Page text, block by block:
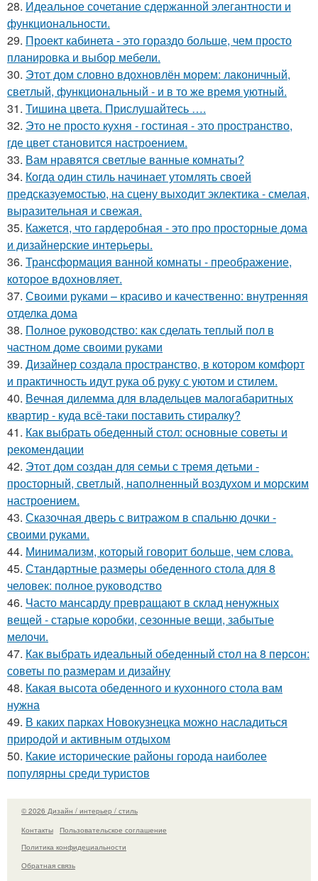
28. Идеальное сочетание сдержанной элегантности и
функциональности.
29. Проект кабинета - это гораздо больше, чем просто
планировка и выбор мебели.
30. Этот дом словно вдохновлён морем: лаконичный,
светлый, функциональный - и в то же время уютный.
31. Тишина цвета. Прислушайтесь ….
32. Это не просто кухня - гостиная - это пространство,
где цвет становится настроением.
33. Вам нравятся светлые ванные комнаты?
34. Когда один стиль начинает утомлять своей
предсказуемостью, на сцену выходит эклектика - смелая,
выразительная и свежая.
35. Кажется, что гардеробная - это про просторные дома
и дизайнерские интерьеры.
36. Трансформация ванной комнаты - преображение,
которое вдохновляет.
37. Своими руками – красиво и качественно: внутренняя
отделка дома
38. Полное руководство: как сделать теплый пол в
частном доме своими руками
39. Дизайнер создала пространство, в котором комфорт
и практичность идут рука об руку с уютом и стилем.
40. Вечная дилемма для владельцев малогабаритных
квартир - куда всё-таки поставить стиралку?
41. Как выбрать обеденный стол: основные советы и
рекомендации
42. Этот дом создан для семьи с тремя детьми -
просторный, светлый, наполненный воздухом и морским
настроением.
43. Сказочная дверь с витражом в спальню дочки -
своими руками.
44. Минимализм, который говорит больше, чем слова.
45. Стандартные размеры обеденного стола для 8
человек: полное руководство
46. Часто мансарду превращают в склад ненужных
вещей - старые коробки, сезонные вещи, забытые
мелочи.
47. Как выбрать идеальный обеденный стол на 8 персон:
советы по размерам и дизайну
48. Какая высота обеденного и кухонного стола вам
нужна
49. В каких парках Новокузнецка можно насладиться
природой и активным отдыхом
50. Какие исторические районы города наиболее
популярны среди туристов
© 2026 Дизайн / интерьер / стиль
Контакты
Пользовательское соглашение
Политика конфидециальности
Обратная связь